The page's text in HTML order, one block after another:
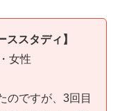
スタディ】
女性
のですが、3回目